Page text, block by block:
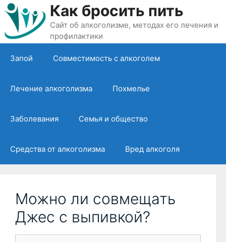
Перейти
содержимому
Как бросить пить
Сайт об алкоголизме, методах его лечения и
профилактики
Запой Совместимость с алкоголем
Лечение алкоголизма Похмелье
Заболевания Семья и общество
Средства от алкоголизма Вред алкоголя
Можно ли совмещать
Джес с выпивкой?